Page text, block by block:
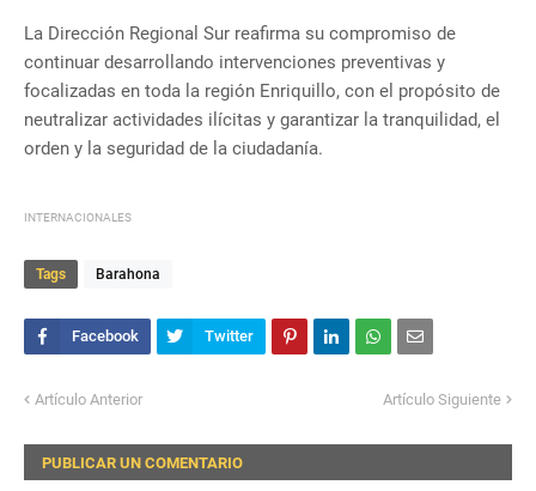
La Dirección Regional Sur reafirma su compromiso de
continuar desarrollando intervenciones preventivas y
focalizadas en toda la región Enriquillo, con el propósito de
neutralizar actividades ilícitas y garantizar la tranquilidad, el
orden y la seguridad de la ciudadanía.
INTERNACIONALES
Tags Barahona
Artículo Anterior Artículo Siguiente
PUBLICAR UN COMENTARIO